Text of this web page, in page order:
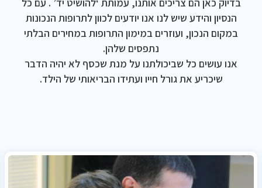
בדיוק כאן הם צריכים אותנו, עמותת ‘להושיט יד’ . עם כל
הנסיון והידע שיש לנו אנו יודעים לכוון לתרופות הנכונות
במקום הנכון, ועוזרים במימון התרופות במחירים הבלתי
נתפסים שלהן.
אנו עושים כל שביכולתנו על מנת שכסף לא יהיה הדבר
שיכריע את גורל חייו ועתידו הבריאותי של הילד.